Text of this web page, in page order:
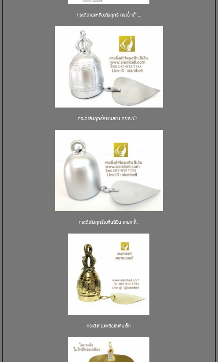
กระดิ่งทองเหลืองสัมฤทธิ์ ทรงน้ำเต้า...
กระดิ่งสัมฤทธิ์ลงหินสีเงิน ทรงระฆัง...
กระดิ่งสัมฤทธิ์ลงหินสีเงิน ลายเกลี้...
กระดิ่งทองเหลืองลงหินเล็ก